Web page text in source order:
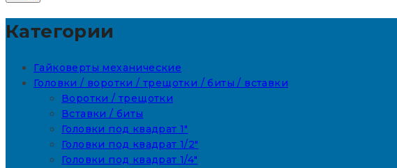
Категории
Гайковерты механические
Головки / воротки / трещотки / биты / вставки
Воротки / трещотки
Вставки / биты
Головки под квадрат 1"
Головки под квадрат 1/2"
Головки под квадрат 1/4"